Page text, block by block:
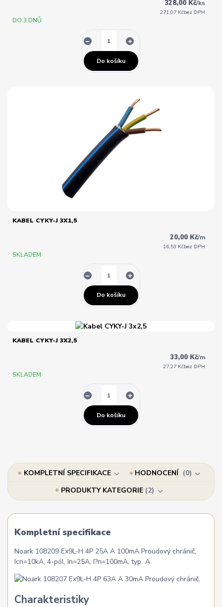
328,00 Kč/ks
271,07 Kčbez DPH
DO 3 DNŮ
Do košíku
KABEL CYKY-J 3X1,5
20,00 Kč/m
16,53 Kčbez DPH
SKLADEM
Do košíku
KABEL CYKY-J 3X2,5
33,00 Kč/m
27,27 Kčbez DPH
SKLADEM
Do košíku
KOMPLETNÍ SPECIFIKACE HODNOCENÍ
0
PRODUKTY KATEGORIE 2
Kompletní specifikace
Noark 108209 Ex9L-H 4P 25A A 100mA Proudový chránič,
Icn=10kA, 4-pól, In=25A, I?n=100mA, typ A
Charakteristiky